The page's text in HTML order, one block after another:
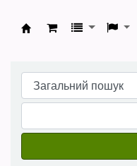
Бібліотека НТШ